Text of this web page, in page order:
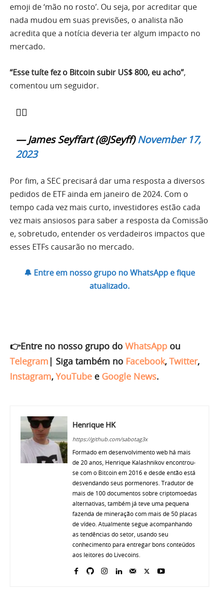
emoji de ‘mão no rosto’. Ou seja, por acreditar que
nada mudou em suas previsões, o analista não
acredita que a notícia deveria ter algum impacto no
mercado.
“Esse tuíte fez o Bitcoin subir US$ 800, eu acho”,
comentou um seguidor.
🤦‍♂️
— James Seyffart (@JSeyff)November 17,
2023
Por fim, a SEC precisará dar uma resposta a diversos
pedidos de ETF ainda em janeiro de 2024. Com o
tempo cada vez mais curto, investidores estão cada
vez mais ansiosos para saber a resposta da Comissão
e, sobretudo, entender os verdadeiros impactos que
esses ETFs causarão no mercado.
🔔 Entre em nosso grupo no WhatsApp e fique
atualizado.
👉Entre no nosso grupo do WhatsApp ou
Telegram | Siga também no Facebook, Twitter,
Instagram, YouTube e Google News.
Henrique HK
https://github.com/sabotag3x
Formado em desenvolvimento web há mais
de 20 anos, Henrique Kalashnikov encontrou-
se com o Bitcoin em 2016 e desde então está
desvendando seus pormenores. Tradutor de
mais de 100 documentos sobre criptomoedas
alternativas, também já teve uma pequena
fazenda de mineração com mais de 50 placas
de vídeo. Atualmente segue acompanhando
as tendências do setor, usando seu
conhecimento para entregar bons conteúdos
aos leitores do Livecoins.